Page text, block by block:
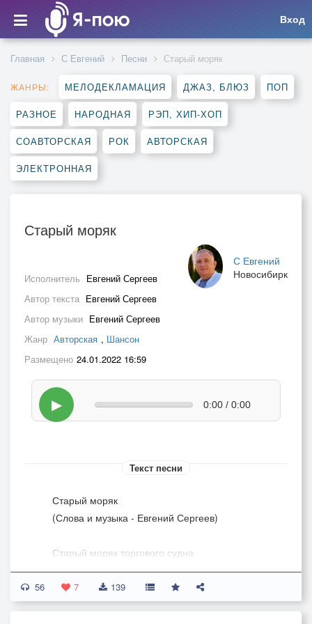
Вход
Главная С Евгений Песни Старый моряк
ЖАНРЫ: МЕЛОДЕКЛАМАЦИЯ ДЖАЗ, БЛЮЗ ПОП
РАЗНОЕ НАРОДНАЯ РЭП, ХИП-ХОП
СОАВТОРСКАЯ РОК АВТОРСКАЯ
ЭЛЕКТРОННАЯ
Старый моряк
С Евгений
Новосибирк
Исполнитель Евгений Сергеев
Автор текста Евгений Сергеев
Автор музыки Евгений Сергеев
Жанр Авторская , Шансон
Размещено 24.01.2022 16:59
▶ 0:00 / 0:00
Текст песни
Старый моряк
(Слова и музыка - Евгений Сергеев)
Старый моряк торгового судна
Сегодня совсем никуда не спешит
Сменилась вахта, закончилась служба
И выходные ждут впереди
56 7 139